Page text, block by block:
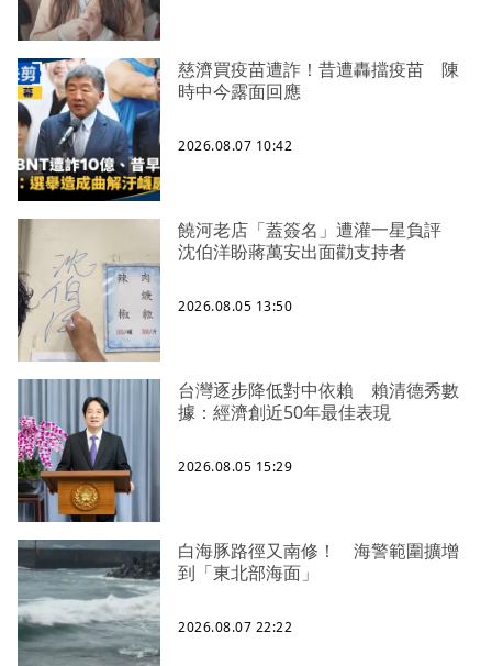
慈濟買疫苗遭詐！昔遭轟擋疫苗 陳
時中今露面回應
2026.08.07 10:42
饒河老店「蓋簽名」遭灌一星負評
沈伯洋盼蔣萬安出面勸支持者
2026.08.05 13:50
台灣逐步降低對中依賴 賴清德秀數
據：經濟創近50年最佳表現
2026.08.05 15:29
白海豚路徑又南修！ 海警範圍擴增
到「東北部海面」
2026.08.07 22:22